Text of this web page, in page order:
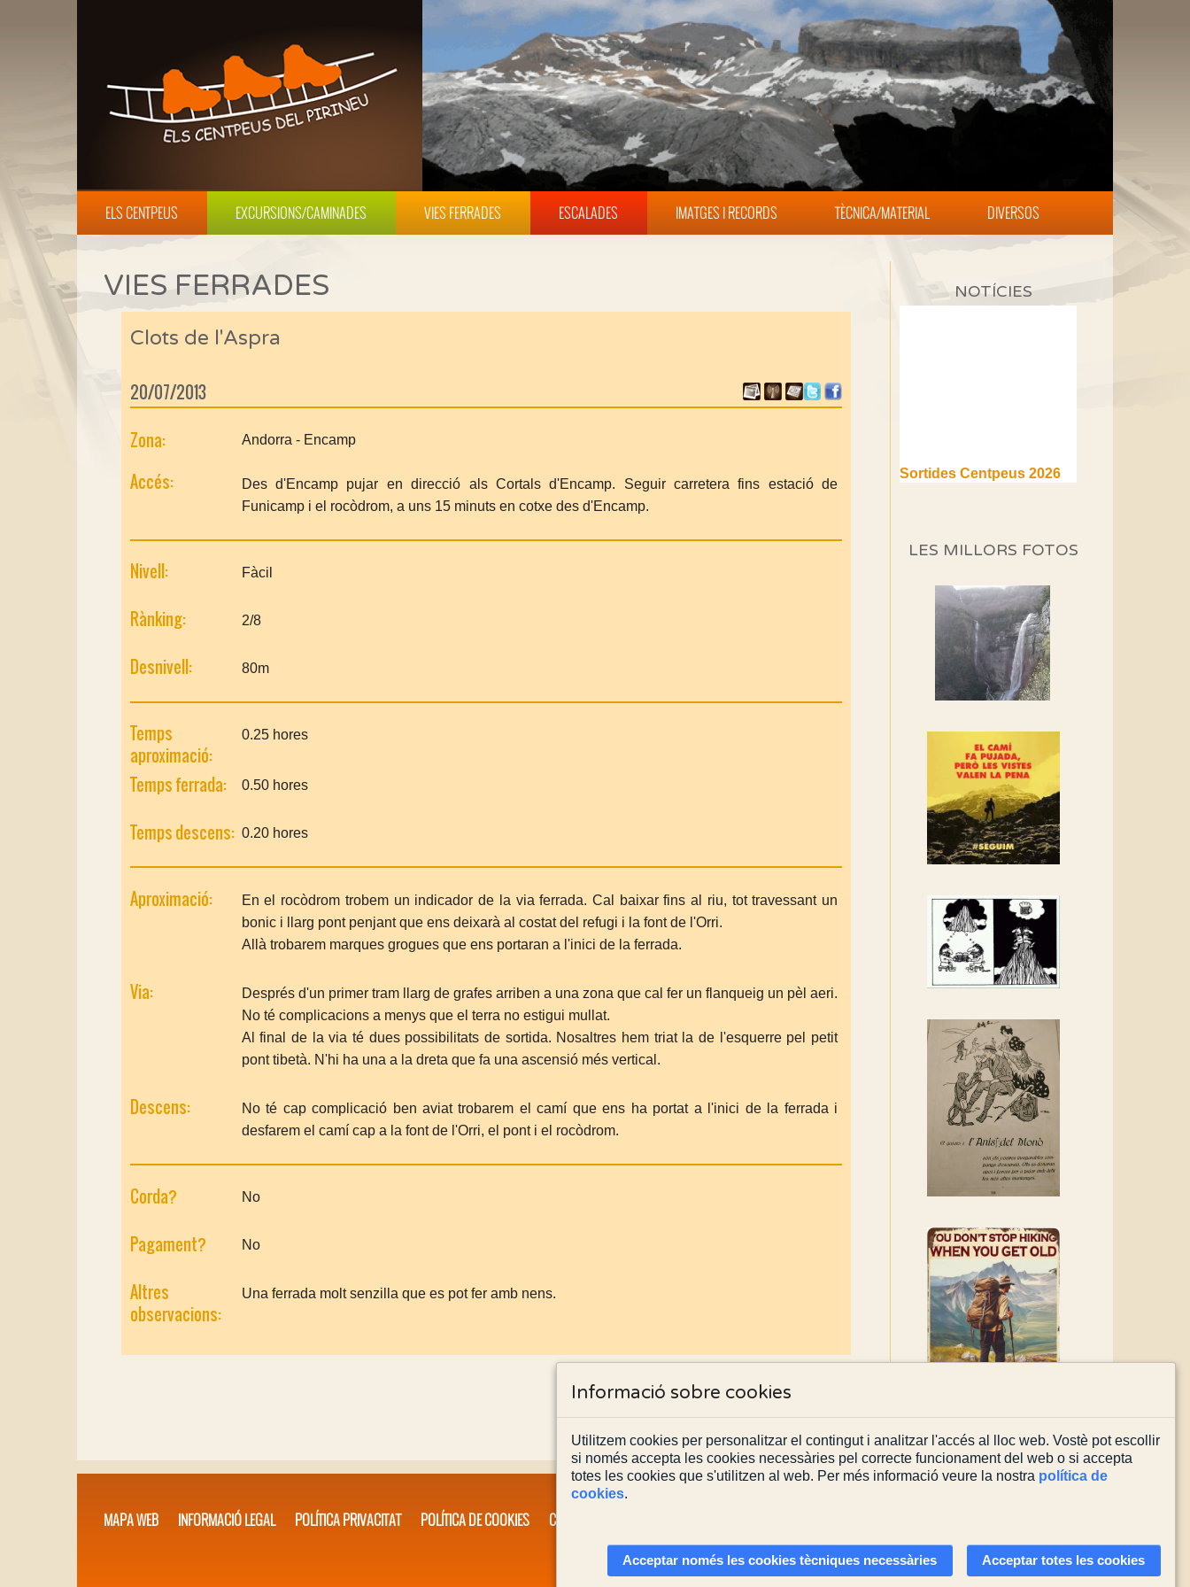
ELS CENTPEUS EXCURSIONS/CAMINADES VIES FERRADES ESCALADES IMATGES I RECORDS TÈCNICA/MATERIAL DIVERSOS
VIES FERRADES
Clots de l'Aspra
20/07/2013
Zona: Andorra - Encamp
Accés:
Des d'Encamp pujar en direcció als Cortals d'Encamp. Seguir carretera fins estació de
Funicamp i el rocòdrom, a uns 15 minuts en cotxe des d'Encamp.
Nivell: Fàcil
Rànking: 2/8
Desnivell: 80m
Temps
aproximació:
0.25 hores
Temps ferrada: 0.50 hores
Temps descens: 0.20 hores
Aproximació:
En el rocòdrom trobem un indicador de la via ferrada. Cal baixar fins al riu, tot travessant un
bonic i llarg pont penjant que ens deixarà al costat del refugi i la font de l'Orri.
Allà trobarem marques grogues que ens portaran a l'inici de la ferrada.
Via:
Després d'un primer tram llarg de grafes arriben a una zona que cal fer un flanqueig un pèl aeri.
No té complicacions a menys que el terra no estigui mullat.
Al final de la via té dues possibilitats de sortida. Nosaltres hem triat la de l'esquerre pel petit
pont tibetà. N'hi ha una a la dreta que fa una ascensió més vertical.
Descens:
No té cap complicació ben aviat trobarem el camí que ens ha portat a l'inici de la ferrada i
desfarem el camí cap a la font de l'Orri, el pont i el rocòdrom.
Corda? No
Pagament? No
Altres
observacions:
Una ferrada molt senzilla que es pot fer amb nens.
NOTÍCIES
(1a part)
Si no podem caminar,
alguna cosa hem de fer...
Els Centpeus signen el
Manifest a favor dels
Camins Vells
associació adhereix-te al
manifest!
Rebem un diploma dels
Amics de Sant Aniol
d'Aguja
Els Centpeus estem
recuperació del refugi i de
l'entorn de Sant Aniol
LES MILLORS FOTOS
MAPA WEB INFORMACIÓ LEGAL POLÍTICA PRIVACITAT POLÍTICA DE COOKIES CONTACTA'NS
Actualitzada el03/08/2026
Informació sobre cookies
Utilitzem cookies per personalitzar el contingut i analitzar l'accés al lloc web. Vostè pot escollir
si només accepta les cookies necessàries pel correcte funcionament del web o si accepta
totes les cookies que s'utilitzen al web. Per més informació veure la nostra política de
cookies.
Acceptar només les cookies tècniques necessàries Acceptar totes les cookies